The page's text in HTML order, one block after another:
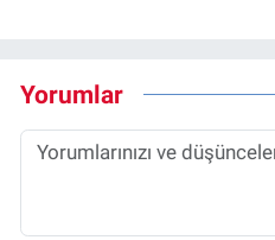
Yorumlar